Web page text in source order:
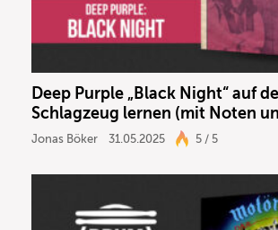
Deep Purple „Black Night“ auf
Schlagzeug lernen (mit Noten
Jonas Böker 31.05.2025 5 / 5